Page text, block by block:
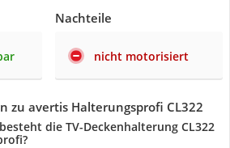
Nachteile
nicht motorisiert
zu avertis Halterungsprofi CL322
die TV-Deckenhalterung CL322